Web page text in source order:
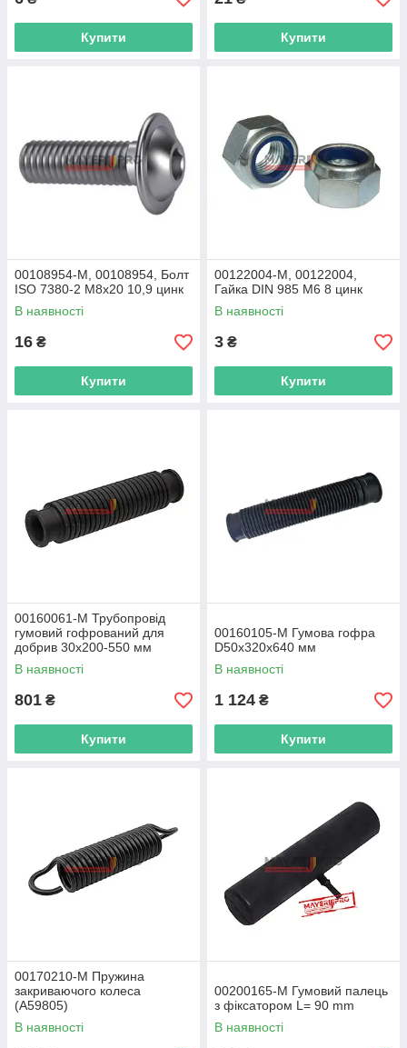
Купити Купити
00108954-M, 00108954, Болт
ISO 7380-2 M8x20 10,9 цинк
В наявності
16 ₴
Купити
00122004-M, 00122004,
Гайка DIN 985 M6 8 цинк
В наявності
3 ₴
Купити
00160061-M Трубопровід
гумовий гофрований для
добрив 30x200-550 мм
В наявності
801 ₴
Купити
00160105-M Гумова гофра
D50x320x640 мм
В наявності
1 124 ₴
Купити
00170210-M Пружина
закриваючого колеса
(А59805)
В наявності
00200165-M Гумовий палець
з фіксатором L= 90 mm
В наявності